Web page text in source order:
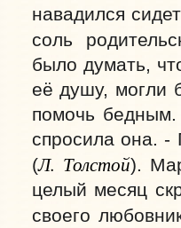
навадился
соль
было думать,
её душу, могли
помочь
спросила она. -
(Л. Толстой).
целый месяц
своего